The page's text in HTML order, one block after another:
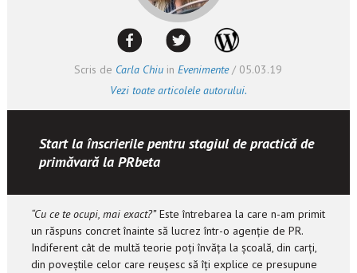
Scris de Carla Chiu inEvenimente/ 05.03.19
Vezi toate articolele autorului.
Start la înscrierile pentru stagiul de practică de
primăvară la PRbeta
“Cu ce te ocupi, mai exact?”Este întrebarea la care n-am primit
un răspuns concret înainte să lucrez într-o agenție de PR.
Indiferent cât de multă teorie poți învăța la școală, din carți,
din poveștile celor care reușesc să îți explice ce presupune